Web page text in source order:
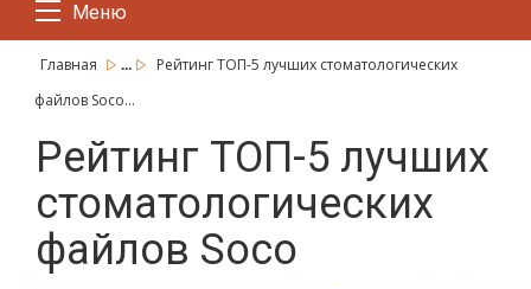
Меню
Главная ...
Рейтинг ТОП-5 лучших стоматологических
файлов Soco...
Рейтинг ТОП-5 лучших
стоматологических
файлов Soco